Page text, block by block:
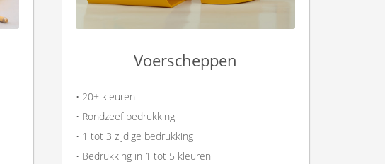
Voerscheppen
• 20+ kleuren
• Rondzeef bedrukking
• 1 tot 3 zijdige bedrukking
• Bedrukking in 1 tot 5 kleuren